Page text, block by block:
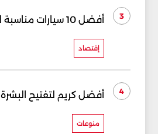
3 أفضل 10 سيارات مناسبة للشباب
إقتصاد
4 أفضل كريم لتفتيح البشرة
منوعات